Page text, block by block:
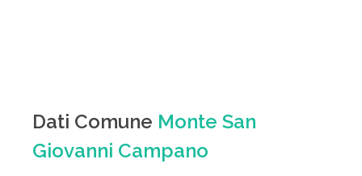
Dati Comune Monte San
Giovanni Campano